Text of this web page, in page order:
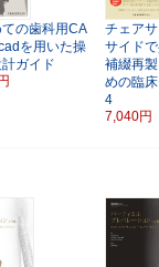
の歯科用CA
を用いた操
ガイド
チェア
サイド
補綴再
めの臨
4
7,040円